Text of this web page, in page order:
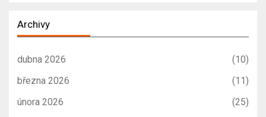
Archivy
dubna 2026
(10)
března 2026
(11)
února 2026
(25)